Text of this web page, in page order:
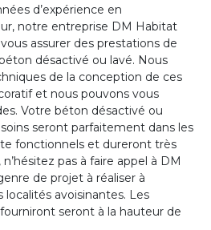
d’expérience en
notre entreprise DM Habitat
assurer des prestations de
désactivé ou lavé. Nous
de la conception de ces
et nous pouvons vous
Votre béton désactivé ou
seront parfaitement dans les
fonctionnels et dureront très
pas à faire appel à DM
de projet à réaliser à
localités avoisinantes. Les
seront à la hauteur de